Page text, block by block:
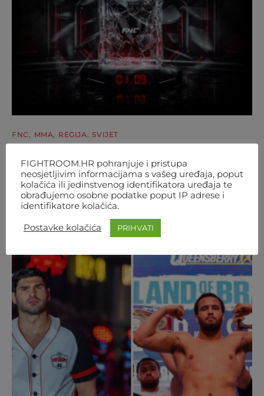
FNC MMA REGIJA SVIJET
NEMA VIŠE ČEKANJA! OD 1. RUJNA
ONLINE JE FNC-OV STORE
Tražili ste, pitali i vjerno čekali, a sad je vrijeme da to i
dobijete: FNC store je službeno…
AUTOR FIGHTROOM 4. KOLOVOZA 2026. 12:07
FIGHTROOM.HR pohranjuje i pristupa
neosjetljivim informacijama s vašeg uređaja, poput
kolačića ili jedinstvenog identifikatora uređaja te
obrađujemo osobne podatke poput IP adrese i
identifikatore kolačića.
Postavke kolačića PRIHVATI